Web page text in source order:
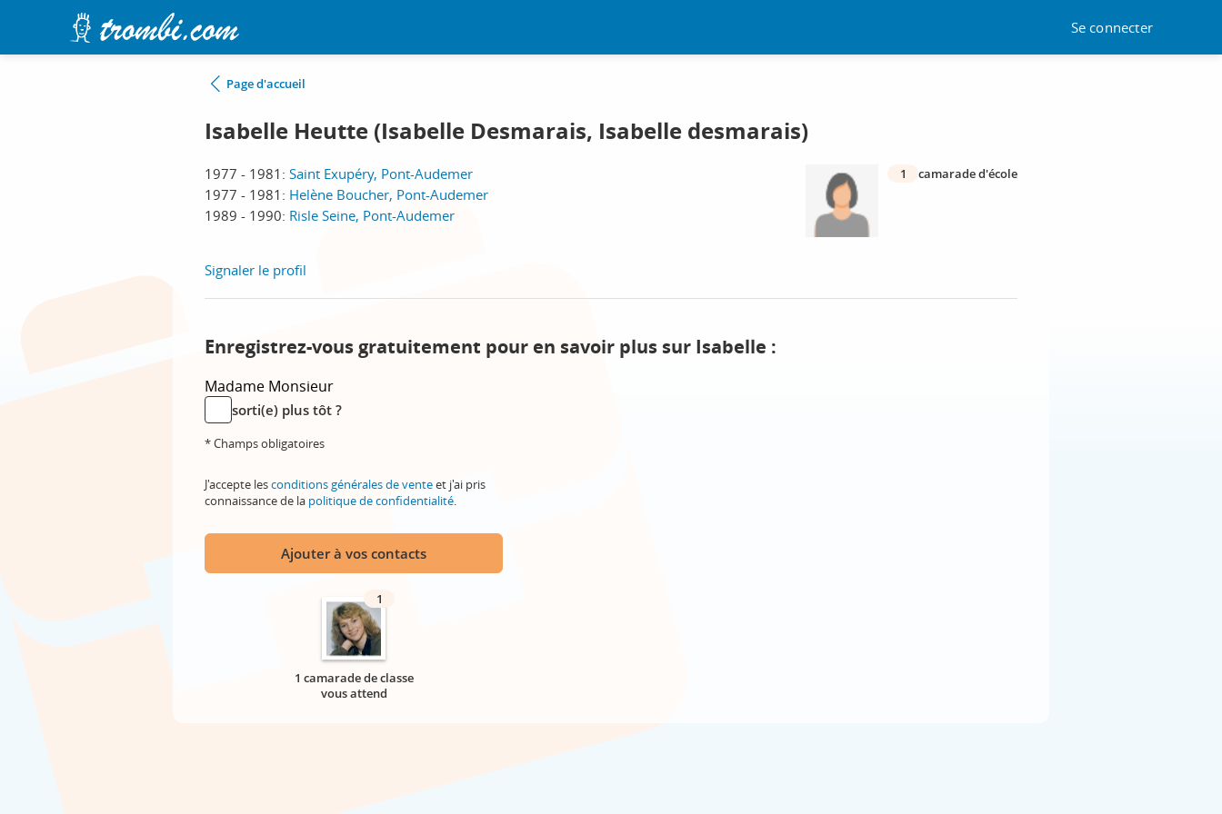
Se connecter
Page d'accueil
Isabelle Heutte (Isabelle Desmarais, Isabelle desmarais)
1977 - 1981: Saint Exupéry, Pont-Audemer
1977 - 1981: Helène Boucher, Pont-Audemer
1989 - 1990: Risle Seine, Pont-Audemer
1 camarade d'école
Signaler le profil
Enregistrez-vous gratuitement pour en savoir plus sur Isabelle :
Madame Monsieur
sorti(e) plus tôt ?
* Champs obligatoires
J'accepte lesconditions générales de venteet j'ai pris
connaissance de la politique de confidentialité.
Ajouter à vos contacts
1
1 camarade de classe
vous attend